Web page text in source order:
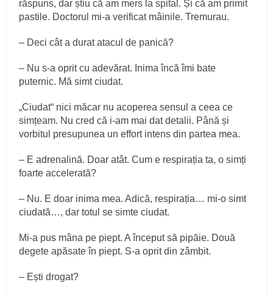
răspuns, dar știu că am mers la spital. Și că am primit
pastile. Doctorul mi-a verificat mâinile. Tremurau.
– Deci cât a durat atacul de panică?
– Nu s-a oprit cu adevărat. Inima încă îmi bate
puternic. Mă simt ciudat.
„Ciudat“ nici măcar nu acoperea sensul a ceea ce
simțeam. Nu cred că i-am mai dat detalii. Până și
vorbitul presupunea un effort intens din partea mea.
– E adrenalină. Doar atât. Cum e respirația ta, o simți
foarte accelerată?
– Nu. E doar inima mea. Adică, respirația… mi-o simt
ciudată…, dar totul se simte ciudat.
Mi-a pus mâna pe piept. A început să pipăie. Două
degete apăsate în piept. S-a oprit din zâmbit.
– Ești drogat?